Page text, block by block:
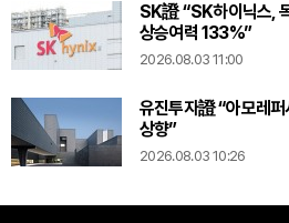
SK證 “SK하이닉스,
상승여력 133%”
2026.08.03 11:00
유진투자證 “아모레퍼
상향”
2026.08.03 10:26